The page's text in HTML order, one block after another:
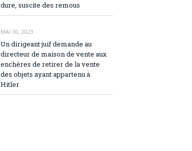
dure, suscite des remous
MAI 30, 2023
Un dirigeant juif demande au
directeur de maison de vente aux
enchères de retirer de la vente
des objets ayant appartenu à
Hitler